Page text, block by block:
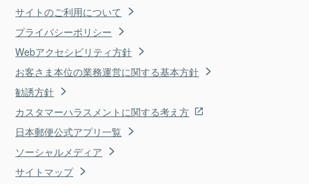
サイトのご利用について
プライバシーポリシー
Webアクセシビリティ方針
お客さま本位の業務運営に関する基本方針
勧誘方針
カスタマーハラスメントに関する考え方
日本郵便公式アプリ一覧
ソーシャルメディア
サイトマップ